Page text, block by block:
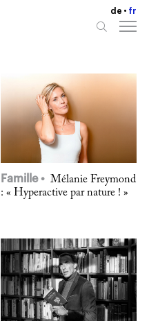
de fr
Famille
Mélanie Freymond
: « Hyperactive par nature ! »